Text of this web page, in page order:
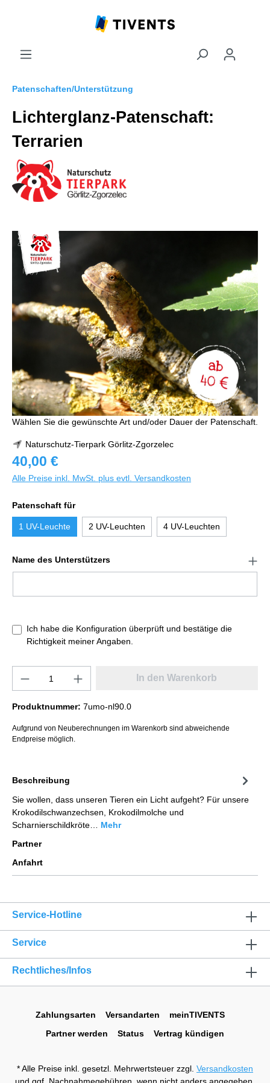
Patenschaften/Unterstützung
Lichterglanz-Patenschaft:
Terrarien
Wählen Sie die gewünschte Art und/oder Dauer der Patenschaft.
Naturschutz-Tierpark Görlitz-Zgorzelec
40,00 €
Alle Preise inkl. MwSt. plus evtl. Versandkosten
Patenschaft für
1 UV-Leuchte 2 UV-Leuchten 4 UV-Leuchten
Name des Unterstützers
Ich habe die Konfiguration überprüft und bestätige die
Richtigkeit meiner Angaben.
In den Warenkorb
Produktnummer: 7umo-nl90.0
Aufgrund von Neuberechnungen im Warenkorb sind abweichende
Endpreise möglich.
Beschreibung
Sie wollen, dass unseren Tieren ein Licht aufgeht? Für unsere
Krokodilschwanzechsen, Krokodilmolche und
Scharnierschildkröte… Mehr
Partner
Anfahrt
Service-Hotline
Service
Rechtliches/Infos
Zahlungsarten Versandarten
meinTIVENTS
Partner werden
Status Vertrag kündigen
* Alle Preise inkl. gesetzl. Mehrwertsteuer zzgl. Versandkosten